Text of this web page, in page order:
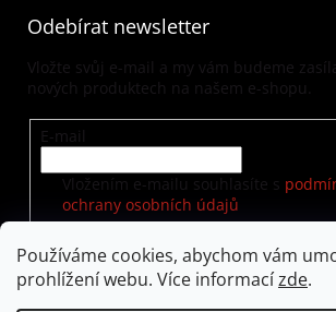
Používáme cookies, abychom vám
prohlížení webu. Více informacízde.
Odebírat newsletter
Vložte svůj e-mail a my vám budeme
nových produktech na našem e-shopu.
E-mail
Vložením e-mailu souhlasíte s
ochrany osobních údajů
PŘIHLÁSIT SE